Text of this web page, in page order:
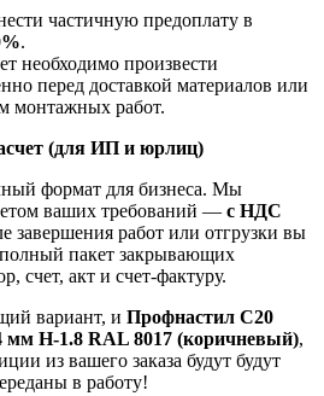
частичную предоплату в
.
необходимо произвести
перед доставкой материалов или
монтажных работ.
(для ИП и юрлиц)
формат для бизнеса. Мы
ваших требований — с НДС
завершения работ или отгрузки вы
пакет закрывающих
счет, акт и счет‑фактуру.
вариант, и Профнастил С20
мм H-1.8 RAL 8017 (коричневый),
из вашего заказа будут будут
в работу!